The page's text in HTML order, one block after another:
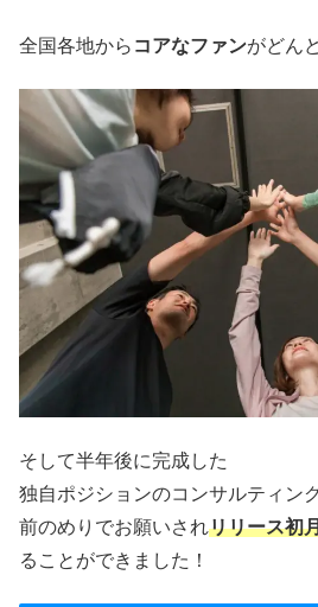
全国各地から コアなファンがどん
そして半年後に完成した
独自ポジションのコンサルティン
前のめりでお願いされリリース初
ることができました！